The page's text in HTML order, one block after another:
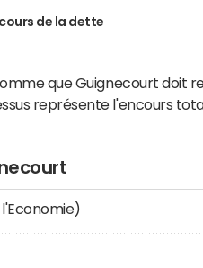
de la dette
que Guignecourt doit
représente l'encours total